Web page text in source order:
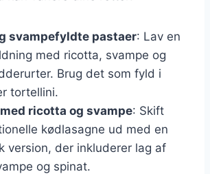
svampefyldte pastaer: Lav en
med ricotta, svampe og
Brug det som fyld i
tortellini.
ricotta og svampe: Skift
kødlasagne ud med en
version, der inkluderer lag af
og spinat.